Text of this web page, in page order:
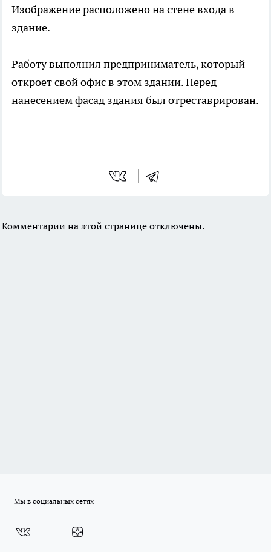
Изображение расположено на стене входа в
здание.
Работу выполнил предприниматель, который
откроет свой офис в этом здании. Перед
нанесением фасад здания был отреставрирован.
Комментарии на этой странице отключены.
Мы в социальных сетях